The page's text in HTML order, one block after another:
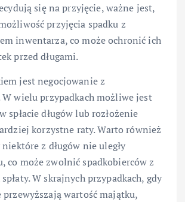
się na przyjęcie, ważne jest,
przyjęcia spadku z
inwentarza, co może ochronić ich
przed długami.
jest negocjowanie z
wielu przypadkach możliwe jest
spłacie długów lub rozłożenie
korzystne raty. Warto również
z długów nie uległy
co może zwolnić spadkobierców z
W skrajnych przypadkach, gdy
przewyższają wartość majątku,